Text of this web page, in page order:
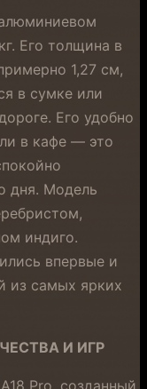
Его толщина в
1,27 см,
в сумке или
Его удобно
в кафе — это
дня. Модель
индиго.
впервые и
из самых ярких
И ИГР